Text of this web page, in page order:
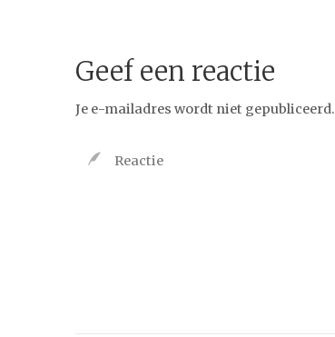
Geef een reactie
Je e-mailadres wordt niet gepubliceerd.